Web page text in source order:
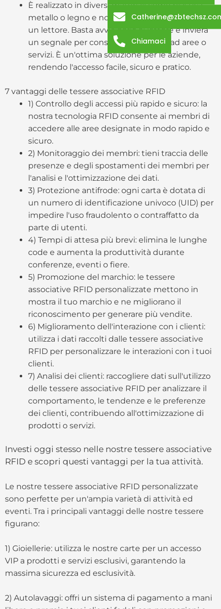
È realizzato in diversi materiali come plastica,
metallo o legno e non è necessario inserirlo in
un lettore. Basta avvicinarlo al lettore e invierà
un segnale per consentire l'accesso ad aree o
servizi. È un'ottima soluzione per le aziende,
rendendo l'accesso facile, sicuro e pratico.
7 vantaggi delle tessere associative RFID
1) Controllo degli accessi più rapido e sicuro: la
nostra tecnologia RFID consente ai membri di
accedere alle aree designate in modo rapido e
sicuro.
2) Monitoraggio dei membri: tieni traccia delle
presenze e degli spostamenti dei membri per
l'analisi e l'ottimizzazione dei dati.
3) Protezione antifrode: ogni carta è dotata di
un numero di identificazione univoco (UID) per
impedire l'uso fraudolento o contraffatto da
parte di utenti.
4) Tempi di attesa più brevi: elimina le lunghe
code e aumenta la produttività durante
conferenze, eventi o fiere.
5) Promozione del marchio: le tessere
associative RFID personalizzate mettono in
mostra il tuo marchio e ne migliorano il
riconoscimento per generare più vendite.
6) Miglioramento dell'interazione con i clienti:
utilizza i dati raccolti dalle tessere associative
RFID per personalizzare le interazioni con i tuoi
clienti.
7) Analisi dei clienti: raccogliere dati sull'utilizzo
delle tessere associative RFID per analizzare il
comportamento, le tendenze e le preferenze
dei clienti, contribuendo all'ottimizzazione di
prodotti o servizi.
Investi oggi stesso nelle nostre tessere associative
RFID e scopri questi vantaggi per la tua attività.
Le nostre tessere associative RFID personalizzate
sono perfette per un'ampia varietà di attività ed
eventi. Tra i principali vantaggi delle nostre tessere
figurano:
1) Gioiellerie: utilizza le nostre carte per un accesso
VIP a prodotti e servizi esclusivi, garantendo la
massima sicurezza ed esclusività.
2) Autolavaggi: offri un sistema di pagamento a mani
Chiamaci